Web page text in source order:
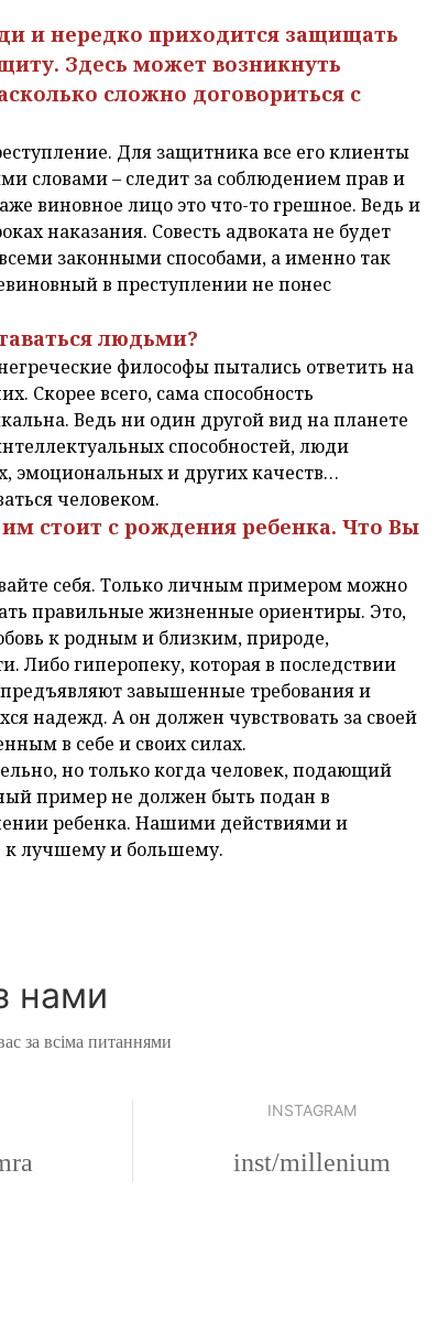
и нередко приходится защищать
Здесь может возникнуть
сложно договориться с
Для защитника все его клиенты
словами – следит за соблюдением прав и
виновное лицо это что-то грешное. Ведь и
наказания. Совесть адвоката не будет
законными способами, а именно так
в преступлении не понес
людьми?
философы пытались ответить на
Скорее всего, сама способность
Ведь ни один другой вид на планете
способностей, люди
эмоциональных и других качеств…
человеком.
стоит с рождения ребенка. Что Вы
себя. Только личным примером можно
правильные жизненные ориентиры. Это,
к родным и близким, природе,
Либо гиперопеку, которая в последствии
завышенные требования и
надежд. А он должен чувствовать за своей
в себе и своих силах.
но только когда человек, подающий
пример не должен быть подан в
ребенка. Нашими действиями и
лучшему и большему.
нами
за всіма питаннями
INSTAGRAM
inst/millenium